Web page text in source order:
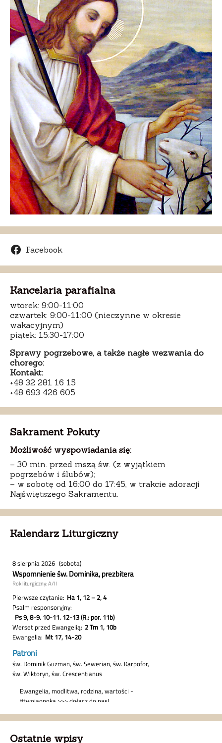
Facebook
Kancelaria parafialna
wtorek: 9:00-11:00
czwartek: 9:00-11:00 (nieczynne w okresie
wakacyjnym)
piątek: 15:30-17:00
Sprawy pogrzebowe, a także nagłe wezwania do
chorego:
Kontakt:
+48 32 281 16 15
+48 693 426 605
Sakrament Pokuty
Możliwość wyspowiadania się:
– 30 min. przed mszą św. (z wyjątkiem
pogrzebów i ślubów);
– w sobotę od 16:00 do 17:45, w trakcie adoracji
Najświętszego Sakramentu.
Kalendarz Liturgiczny
Ostatnie wpisy